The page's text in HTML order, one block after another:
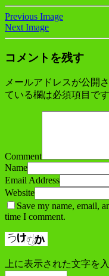
Previous Image
Next Image
コメントを残す
メールアドレスが公開
ている欄は必須項目です
Comment
Name
Email Address
Website
Save my name, email,
time I comment.
上に表示された文字を